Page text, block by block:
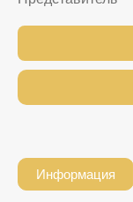
Информация